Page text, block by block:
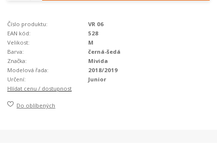
Číslo produktu:
VR 06
EAN kód:
528
Velikost:
M
Barva:
černá-šedá
Značka:
Mivida
Modelová řada:
2018/2019
Určení:
Junior
Hlídat cenu / dostupnost
Do oblíbených